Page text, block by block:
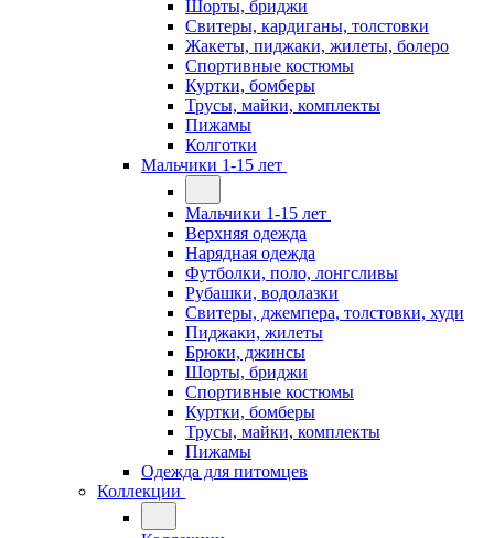
Шорты, бриджи
Свитеры, кардиганы, толстовки
Жакеты, пиджаки, жилеты, болеро
Спортивные костюмы
Куртки, бомберы
Трусы, майки, комплекты
Пижамы
Колготки
Мальчики 1-15 лет
Мальчики 1-15 лет
Верхняя одежда
Нарядная одежда
Футболки, поло, лонгсливы
Рубашки, водолазки
Свитеры, джемпера, толстовки, худи
Пиджаки, жилеты
Брюки, джинсы
Шорты, бриджи
Спортивные костюмы
Куртки, бомберы
Трусы, майки, комплекты
Пижамы
Одежда для питомцев
Коллекции